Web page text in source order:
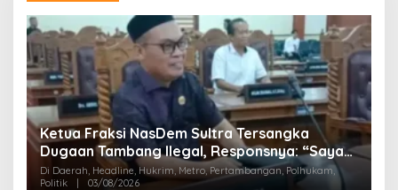
Ketua Fraksi NasDem Sultra Tersangka
Dugaan Tambang Ilegal, Responsnya: “Saya
Siap-Siap Saja di Penjara”
Di Daerah, Headline, Hukrim, Metro, Pertambangan, Polhukam,
Politik
| 03/08/2026